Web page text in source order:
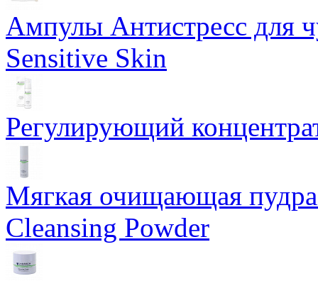
Ампулы Антистресс для
Sensitive Skin
Регулирующий
Мягкая очищающая
Cleansing Powder